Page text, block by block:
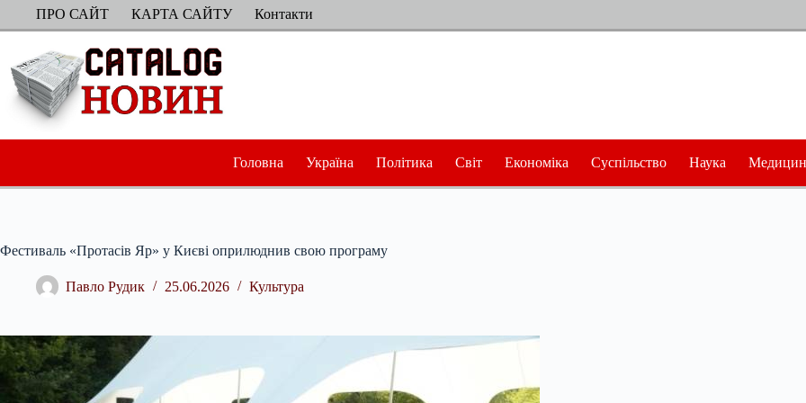
ПерейтиПРО САЙТ КАРТА САЙТУ Контакти
Головна Україна Політика Світ Економіка Суспільство Наука
Фестиваль «Протасів Яр» у Києві оприлюднив свою програму
Павло Рудик 25.06.2026 Культура